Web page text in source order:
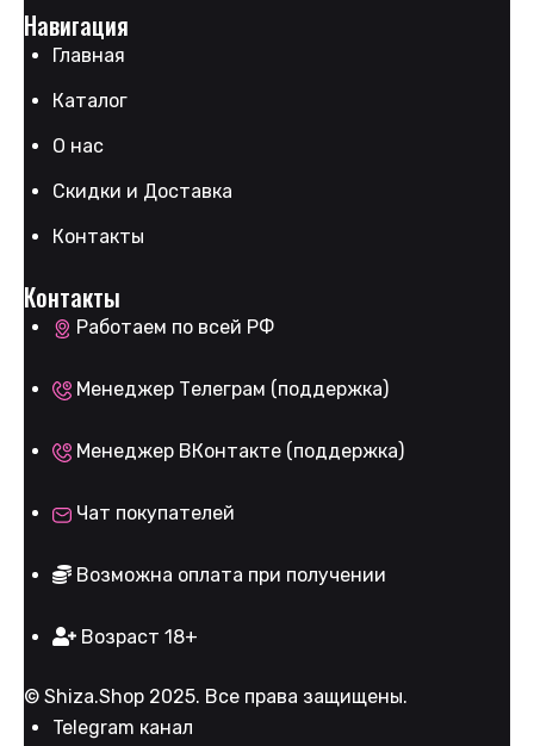
Навигация
Главная
Каталог
О нас
Скидки и Доставка
Контакты
Контакты
Работаем по всей РФ
Менеджер Телеграм (поддержка)
Менеджер ВКонтакте (поддержка)
Чат покупателей
Возможна оплата при получении
Возраст 18+
© Shiza.Shop 2025. Все права защищены.
Telegram канал